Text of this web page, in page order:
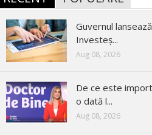
Guvernul
Investeș...
Aug 08, 2026
De ce este
o dată l...
Aug 08, 2026